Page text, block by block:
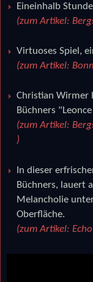
Eineinhalb
(zum Artikel:
Virtuoses Spiel,
(zum Artikel:
Christian
Büchners
(zum Artikel:
)
In dieser
Büchners, lauert
Melancholie
Oberfläche.
(zum Artikel: